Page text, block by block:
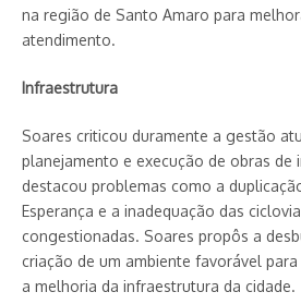
na região de Santo Amaro para
atendimento.
Infraestrutura
Soares criticou duramente a gestão
planejamento e execução de obras de
destacou problemas como a
Esperança e a inadequação das
congestionadas. Soares propôs a
criação de um ambiente favorável
a melhoria da infraestrutura da cidade.